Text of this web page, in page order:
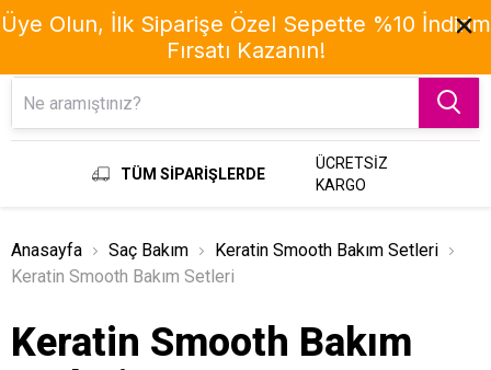
TÜM SİPARİŞLERDE
ÜCRETSİZ
KARGO
Anasayfa Saç Bakım
Keratin Smooth Bakım Setleri
Keratin Smooth Bakım Setleri
Keratin Smooth Bakım
Üye Olun, İlk Siparişe Özel Sepette %10 İndirim
Fırsatı Kazanın!